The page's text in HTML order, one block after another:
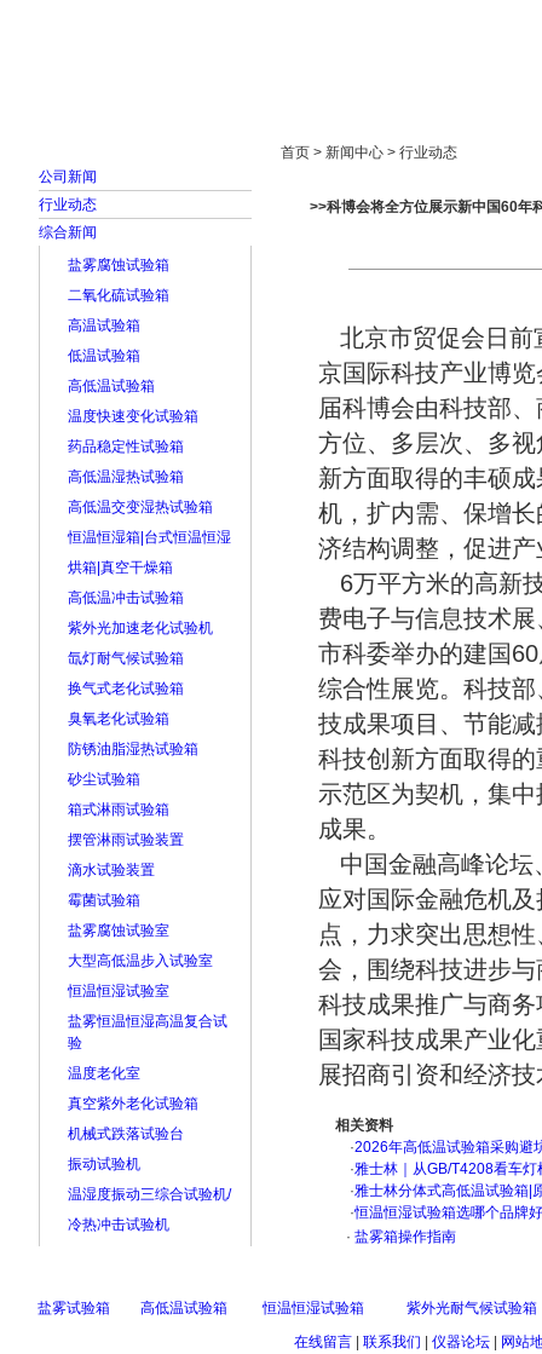
公司新闻
行业动态
综合新闻
盐雾腐蚀试验箱
二氧化硫试验箱
高温试验箱
低温试验箱
高低温试验箱
温度快速变化试验箱
药品稳定性试验箱
高低温湿热试验箱
高低温交变湿热试验箱
恒温恒湿箱|台式恒温恒湿
烘箱|真空干燥箱
高低温冲击试验箱
紫外光加速老化试验机
氙灯耐气候试验箱
换气式老化试验箱
臭氧老化试验箱
防锈油脂湿热试验箱
砂尘试验箱
箱式淋雨试验箱
摆管淋雨试验装置
滴水试验装置
霉菌试验箱
盐雾腐蚀试验室
大型高低温步入试验室
恒温恒湿试验室
盐雾恒温恒湿高温复合试
验
温度老化室
真空紫外老化试验箱
机械式跌落试验台
振动试验机
温湿度振动三综合试验机/
冷热冲击试验机
首页 > 新闻中心 > 行业动态
>>科博会将全方位展示新中国60年
北京市贸促会日前
京国际科技产业博
届科博会由科技部
方位、多层次、多
新方面取得的丰硕
机，扩内需、保增
济结构调整，促进
6万平方米的高新
费电子与信息技术
市科委举办的建国
综合性展览。科技
技成果项目、节能
科技创新方面取得
示范区为契机，集
成果。
中国金融高峰论坛
应对国际金融危机
点，力求突出思想
会，围绕科技进步
科技成果推广与商
国家科技成果产业
展招商引资和经济
相关资料
·2026年高低温试验箱采购
·雅士林｜从GB/T4208看车
·雅士林分体式高低温试验箱|
·恒温恒湿试验箱选哪个品牌
· 盐雾箱操作指南
盐雾试验箱 高低温试验箱 恒温恒湿试验箱
紫外光耐气候试验箱
在线留言| 联系我们 仪器论坛| 网站